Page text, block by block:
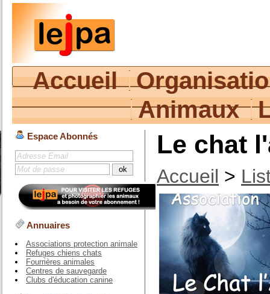
Accueil
Animaux
Espace Abonnés
Annuaires
Associations protection animale
Refuges chiens chats
Fourrières animales
Centres de sauvegarde
Clubs d'éducation canine
Le chat
Accueil >